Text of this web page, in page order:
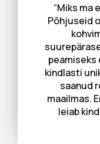
“Miks ma
Põhjuseid
peamiseks
kindlasti
saanud
maailmas.
leiab